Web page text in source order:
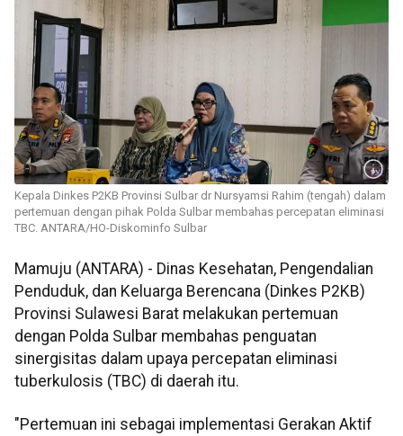
Kepala Dinkes P2KB Provinsi Sulbar dr Nursyamsi Rahim (tengah) dalam
pertemuan dengan pihak Polda Sulbar membahas percepatan eliminasi
TBC. ANTARA/HO-Diskominfo Sulbar
Mamuju (ANTARA) - Dinas Kesehatan, Pengendalian
Penduduk, dan Keluarga Berencana (Dinkes P2KB)
Provinsi Sulawesi Barat melakukan pertemuan
dengan Polda Sulbar membahas penguatan
sinergisitas dalam upaya percepatan eliminasi
tuberkulosis (TBC) di daerah itu.
"Pertemuan ini sebagai implementasi Gerakan Aktif